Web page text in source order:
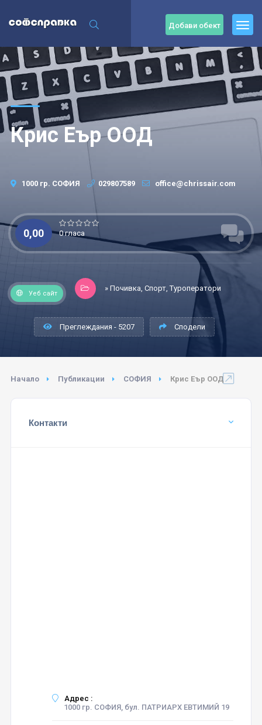
Добави обект
Крис Еър ООД
1000 гр. СОФИЯ 029807589 office@chrissair.com
0,00 0 гласа
Уеб сайт
» Почивка, Спорт, Туроператори
Преглеждания - 5207 Сподели
Начало Публикации СОФИЯ Крис Еър ООД
Контакти
Адрес :
1000 гр. СОФИЯ, бул. ПАТРИАРХ ЕВТИМИЙ 19